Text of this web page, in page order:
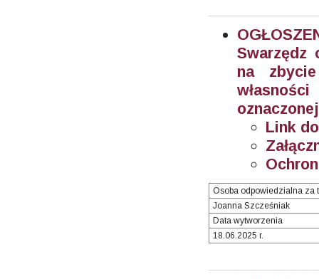
Swarzędz
na
Link
Osoba odpowiedzialna za
Joanna Szcześniak
Data wytworzenia
18.06.2025 r.